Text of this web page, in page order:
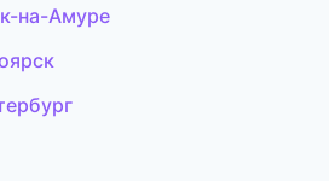
на-Амуре